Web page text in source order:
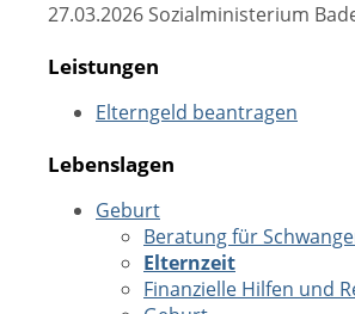
27.03.2026 Sozialministerium
Leistungen
Elterngeld beantragen
Lebenslagen
Geburt
Beratung für
Elternzeit
Finanzielle Hilfen und